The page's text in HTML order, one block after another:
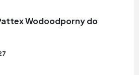
Wodoodporny do